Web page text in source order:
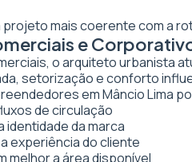
projeto mais coerente com a
e
o arquiteto urbanista
setorização e conforto
em Mâncio Lima
de circulação
identidade da marca
experiência do cliente
melhor a área disponível